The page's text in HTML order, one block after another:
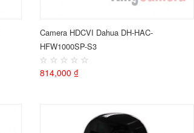
Camera HDCVI Dahua DH-HAC-
HFW1000SP-S3
814,000 ₫